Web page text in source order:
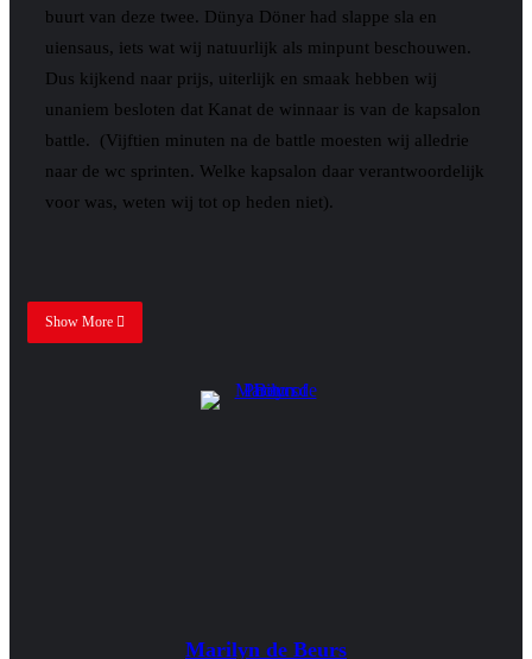
buurt van deze twee. Dünya Döner had slappe sla en
uiensaus, iets wat wij natuurlijk als minpunt beschouwen.
Dus kijkend naar prijs, uiterlijk en smaak hebben wij
unaniem besloten dat Kanat de winnaar is van de kapsalon
battle. (Vijftien minuten na de battle moesten wij alledrie
naar de wc sprinten. Welke kapsalon daar verantwoordelijk
voor was, weten wij tot op heden niet).
Show More
Marilyn de Beurs